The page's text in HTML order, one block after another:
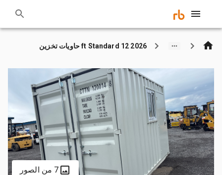
2026 12 ft Standard حاويات تخزين
7 من الصور